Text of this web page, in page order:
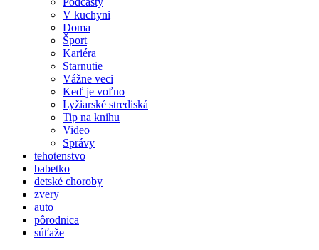
V kuchyni
Doma
Šport
Kariéra
Starnutie
Vážne veci
Keď je voľno
Lyžiarské strediská
Tip na knihu
Video
Správy
tehotenstvo
babetko
detské choroby
zvery
auto
pôrodnica
súťaže